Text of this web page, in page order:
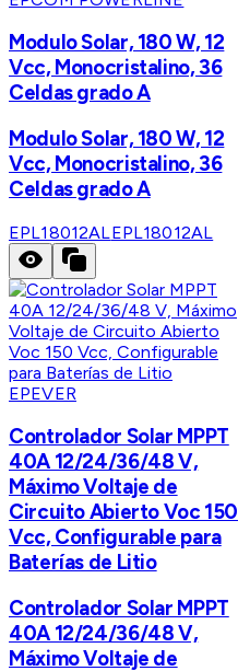
Modulo Solar, 180 W, 12
Vcc, Monocristalino, 36
Celdas grado A
Modulo Solar, 180 W, 12
Vcc, Monocristalino, 36
Celdas grado A
EPL18012ALEPL18012AL
EPEVER
Controlador Solar MPPT
40A 12/24/36/48 V,
Máximo Voltaje de
Circuito Abierto Voc 150
Vcc, Configurable para
Baterías de Litio
Controlador Solar MPPT
40A 12/24/36/48 V,
Máximo Voltaje de